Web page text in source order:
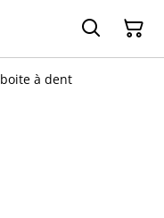
boite à dent